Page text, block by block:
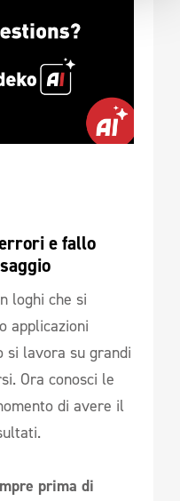
e fallo
loghi che si
applicazioni
si lavora su grandi
Ora conosci le
di avere il
prima di